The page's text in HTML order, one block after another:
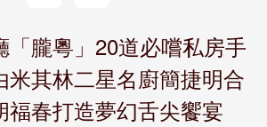
「朧粵」20道必嚐私房手
米其林二星名廚簡捷明合
福春打造夢幻舌尖饗宴